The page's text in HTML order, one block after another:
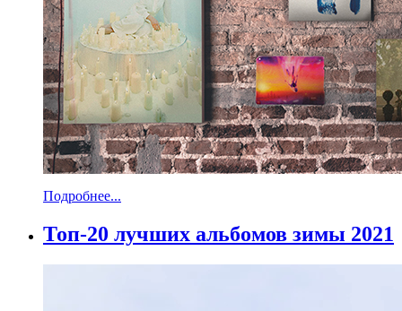
Подробнее...
Топ-20 лучших альбомов зимы 2021